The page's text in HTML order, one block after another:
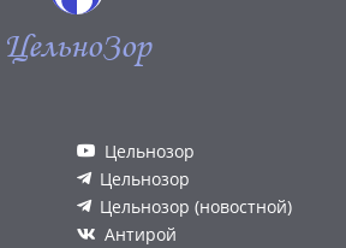
ЦельноЗор
Цельнозор
Цельнозор
Цельнозор (новостной)
Антирой